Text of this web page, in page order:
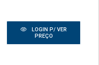
LOGIN P/ VER
PREÇO